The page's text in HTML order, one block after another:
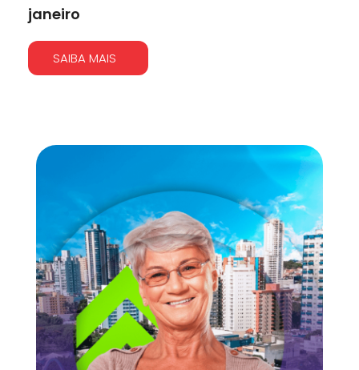
janeiro
SAIBA MAIS